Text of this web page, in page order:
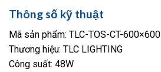
Thông số kỹ thuật
Mã sản phẩm: TLC-TOS-CT-600×600
Thương hiệu: TLC LIGHTING
Công suất: 48W